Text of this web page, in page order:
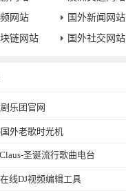
网站
国外新闻网站
链网站
国外社交网站
乐团官网
外老歌时光机
圣诞流行歌曲电台
线DJ视频编辑工具